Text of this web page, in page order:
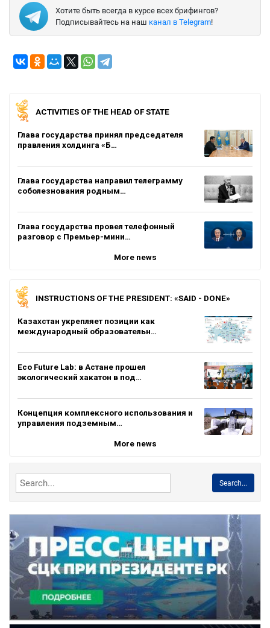
Хотите быть всегда в курсе всех брифингов?
Подписывайтесь на наш канал в Telegram!
ACTIVITIES OF THE HEAD OF STATE
Глава государства принял председателя
правления холдинга «Б…
Глава государства направил телеграмму
соболезнования родным…
Глава государства провел телефонный
разговор с Премьер-мини…
More news
INSTRUCTIONS OF THE PRESIDENT: «SAID - DONE»
Казахстан укрепляет позиции как
международный образовательн…
Eco Future Lab: в Астане прошел
экологический хакатон в под…
Концепция комплексного использования и
управления подземным…
More news
Search...